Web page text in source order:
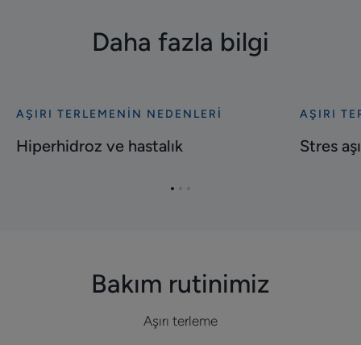
Daha fazla bilgi
Keşfet
Hiperhidroz
AŞIRI TERLEMENIN NEDENLERI
Hiperhidroz ve hastalık
Keşfet
Stres
AŞIRI
Stres
ÖğeÖğeÖğe
Bakım rutinimiz
Aşırı terleme